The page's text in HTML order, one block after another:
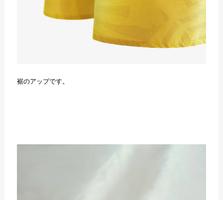
裾のアップです。